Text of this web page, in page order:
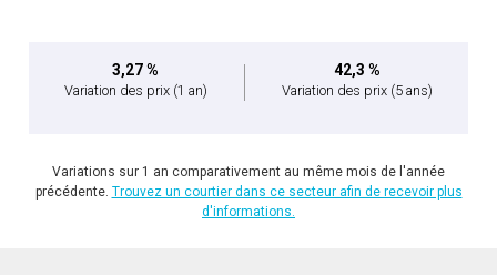
3,27 %
Variation des prix (1 an)
42,3 %
Variation des prix (5 ans)
Variations sur 1 an comparativement au même mois de l'année
précédente. Trouvez un courtier dans ce secteur afin de recevoir plus
d'informations.